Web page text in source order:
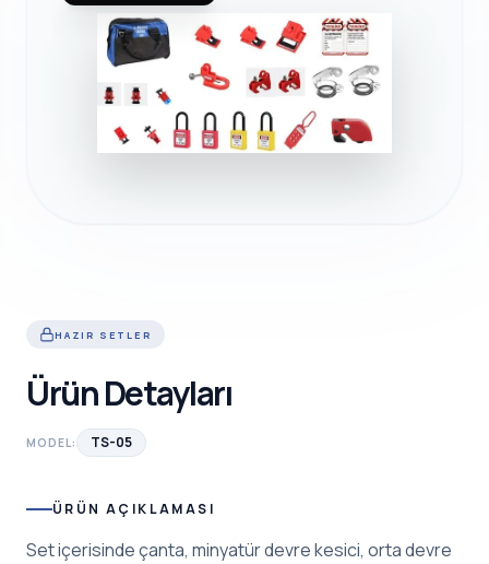
HAZIR SETLER
Ürün Detayları
MODEL: TS-05
ÜRÜN AÇIKLAMASI
Set içerisinde çanta, minyatür devre kesici, orta devre